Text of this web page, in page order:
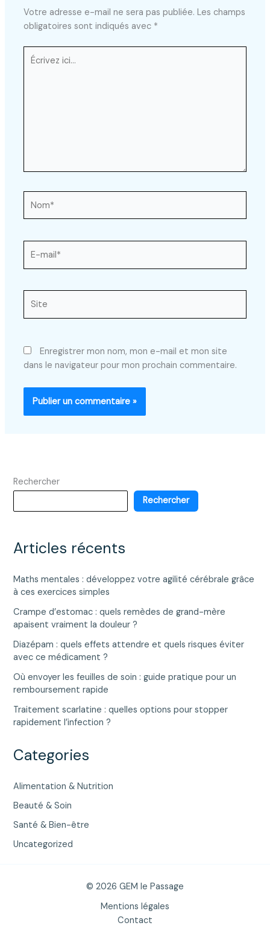
Votre adresse e-mail ne sera pas publiée. Les champs
obligatoires sont indiqués avec *
Écrivez
ici…
mail*
Enregistrer mon nom, mon e-mail et mon site
dans le navigateur pour mon prochain commentaire.
Rechercher
Rechercher
Articles récents
Maths mentales : développez votre agilité cérébrale grâce
à ces exercices simples
Crampe d’estomac : quels remèdes de grand-mère
apaisent vraiment la douleur ?
Diazépam : quels effets attendre et quels risques éviter
avec ce médicament ?
Où envoyer les feuilles de soin : guide pratique pour un
remboursement rapide
Traitement scarlatine : quelles options pour stopper
rapidement l’infection ?
Categories
Alimentation & Nutrition
Beauté & Soin
Santé & Bien-être
Uncategorized
© 2026 GEM le Passage
Mentions légales
Contact